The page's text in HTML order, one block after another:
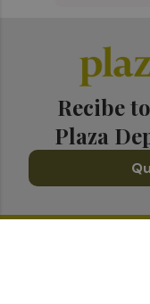
Recibe
Plaza